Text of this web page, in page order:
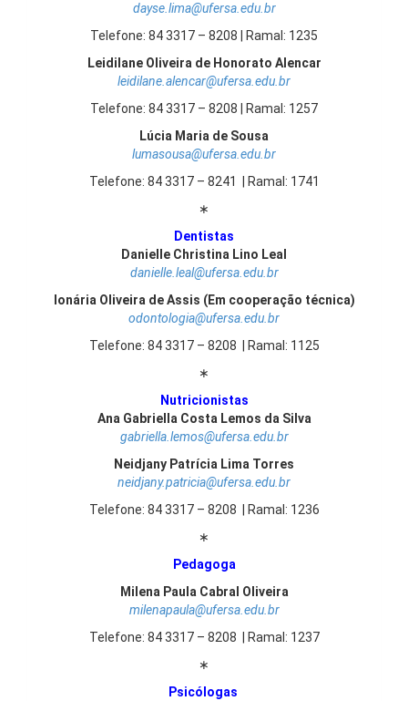
dayse.lima@ufersa.edu.br
Telefone: 84 3317 – 8208 | Ramal: 1235
Leidilane Oliveira de Honorato Alencar
leidilane.alencar@ufersa.edu.br
Telefone: 84 3317 – 8208 | Ramal: 1257
Lúcia Maria de Sousa
lumasousa@ufersa.edu.br
Telefone: 84 3317 – 8241 | Ramal: 1741
∗
Dentistas
Danielle Christina Lino Leal
danielle.leal@ufersa.edu.br
Ionária Oliveira de Assis (Em cooperação técnica)
odontologia@ufersa.edu.br
Telefone: 84 3317 – 8208 | Ramal: 1125
∗
Nutricionistas
Ana Gabriella Costa Lemos da Silva
gabriella.lemos@ufersa.edu.br
Neidjany Patrícia Lima Torres
neidjany.patricia@ufersa.edu.br
Telefone: 84 3317 – 8208 | Ramal: 1236
∗
Pedagoga
Milena Paula Cabral Oliveira
milenapaula@ufersa.edu.br
Telefone: 84 3317 – 8208 | Ramal: 1237
∗
Psicólogas